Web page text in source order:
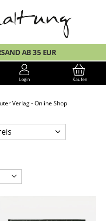
AB 35 EUR
Login Kaufen
Verlag - Online Shop